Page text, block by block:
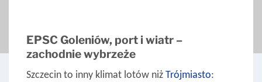
EPSC Goleniów, port i wiatr –
zachodnie wybrzeże
Szczecin to inny klimat lotów niżTrójmiasto: